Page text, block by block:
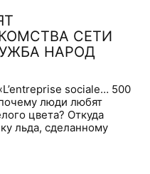
СЕТИ
НАРОД
sociale… 500
люди любят
цвета? Откуда
льда, сделанному